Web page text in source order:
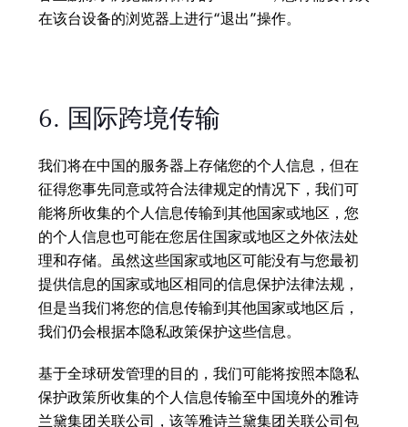
在该台设备的浏览器上进行“退出”操作。
6. 国际跨境传输
我们将在中国的服务器上存储您的个人信息，但在
征得您事先同意或符合法律规定的情况下，我们可
能将所收集的个人信息传输到其他国家或地区，您
的个人信息也可能在您居住国家或地区之外依法处
理和存储。虽然这些国家或地区可能没有与您最初
提供信息的国家或地区相同的信息保护法律法规，
但是当我们将您的信息传输到其他国家或地区后，
我们仍会根据本隐私政策保护这些信息。
基于全球研发管理的目的，我们可能将按照本隐私
保护政策所收集的个人信息传输至中国境外的雅诗
兰黛集团关联公司，该等雅诗兰黛集团关联公司包